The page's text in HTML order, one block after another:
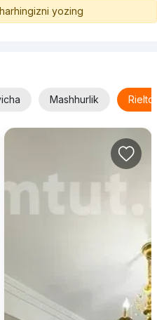
yozing
Mashhurlik